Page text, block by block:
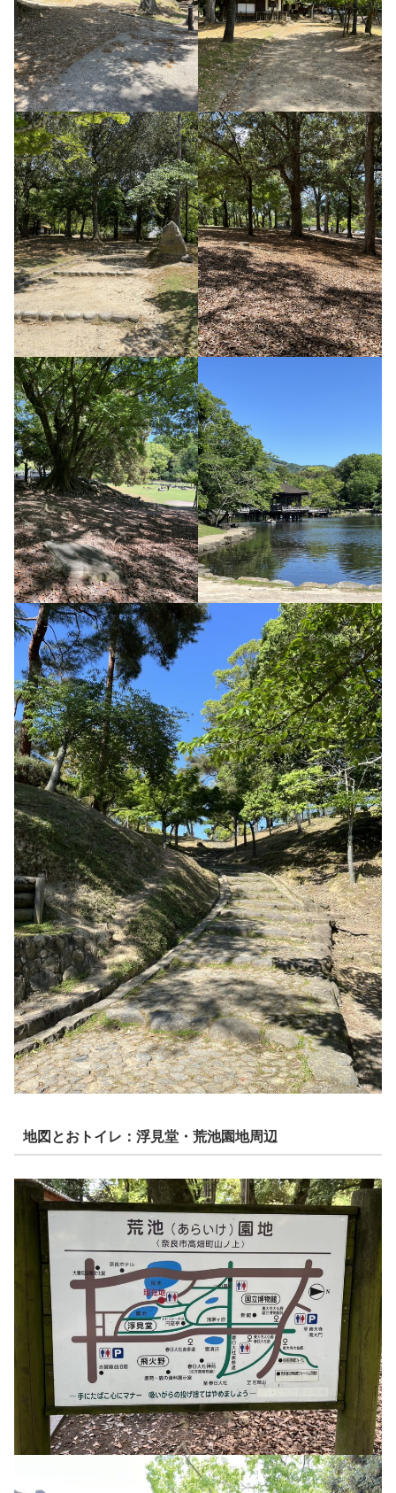
地図とおトイレ：浮見堂・荒池園地周辺